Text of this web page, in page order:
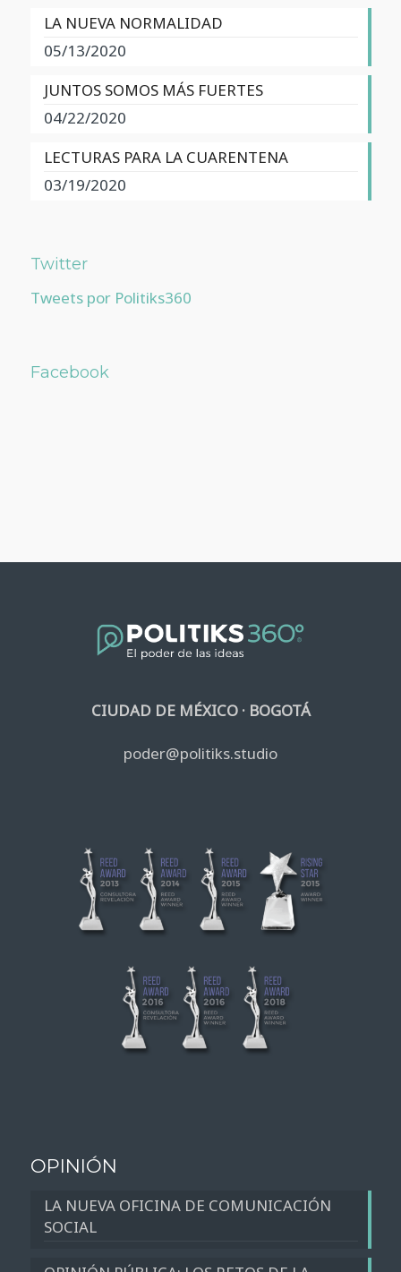
LA NUEVA NORMALIDAD
05/13/2020
JUNTOS SOMOS MÁS FUERTES
04/22/2020
LECTURAS PARA LA CUARENTENA
03/19/2020
Twitter
Tweets por Politiks360
Facebook
CIUDAD DE MÉXICO · BOGOTÁ
poder@politiks.studio
OPINIÓN
LA NUEVA OFICINA DE COMUNICACIÓN
SOCIAL